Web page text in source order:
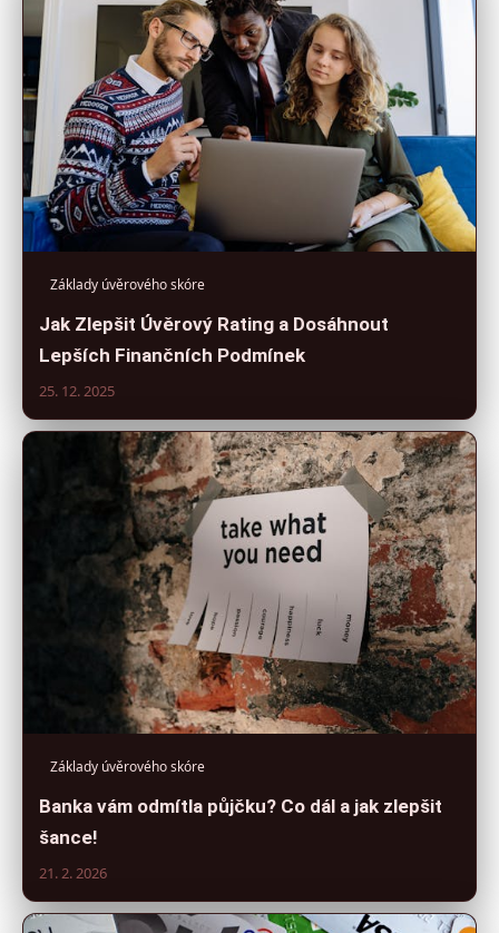
Základy úvěrového skóre
Jak Zlepšit Úvěrový Rating a Dosáhnout
Lepších Finančních Podmínek
25. 12. 2025
Základy úvěrového skóre
Banka vám odmítla půjčku? Co dál a jak zlepšit
šance!
21. 2. 2026